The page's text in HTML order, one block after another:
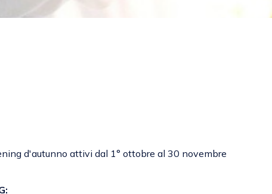
d'autunno attivi dal 1° ottobre al 30 novembre